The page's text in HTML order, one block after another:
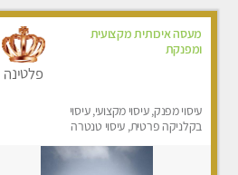
מעסה איכותית מקצועית
ומפנקת
עיסוי מפנק, עיסוי מקצועי, עיסוי
בקלניקה פרטית, עיסוי טנטרה
פלטינה